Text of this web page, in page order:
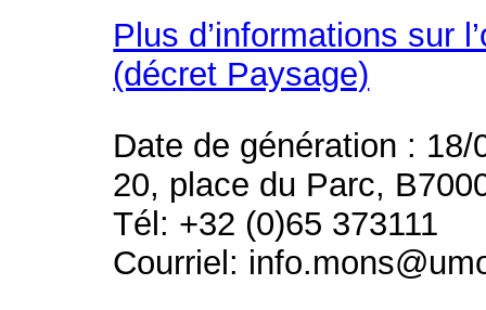
Plus d’informations sur
(décret Paysage)
Date de génération : 18/
20, place du Parc,
Tél: +32 (0)65 373111
Courriel: